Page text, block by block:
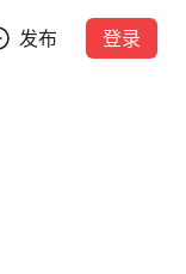
发布 登录